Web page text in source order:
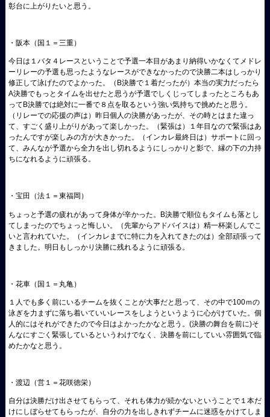
彰台に上がりたいと思う。
・阪本（国１＝三重）
今日は１バタ４レースということで予選一本目があまり納得いかなくてメドレ
ーリレーの予選も思ったようなレースができなかったので決勝二本はしっかり
修正して泳げたのでよかった。（B決勝で１着だったが）本当の実力だったら
A決勝でもっとタイムを出せたと思うが予選でしくじってしまったところもあ
ってB決勝では絶対に一番で８点を取るという強い気持ちで挑めたと思う。
（リレーでの応援の声は）昨日個人の決勝があったが、その時とはまた違っ
て、すごく盛り上がりがあって楽しかった。（緊張は）１年目なので緊張はあ
ったんですが楽しみの方が大きかった。（インカレ最終日は）サポートに回っ
て、みんなが予選から全力を出し切れるようにしっかりと影で、縁の下の力持
ちになれるように頑張る。
・宝田（法１＝東福岡）
ちょっと予選の疲れがあって身体が辛かった。B決勝で順位もタイムも落とし
てしまったのでちょっと悔しい。（先輩からアドバイスは）精一杯楽しんでこ
いと言われていた。（インカレまでに特に力を入れてきたのは）全部頑張って
きました。明日もしっかり決勝に残れるように頑張る。
・花車（国１＝丸亀）
１人でも多く前にいるチームを抜くことが大事だと思って、その中で100ｍの
泳ぎを力まずに落ち着いていいレースをしようというように心がけていた。個
人的にはそれができたので今日はよかったかなと思う。(決勝の舞台を前に)そ
んなにすごく緊張しているというわけでなく、決勝を前にしていい雰囲気で臨
めたかなと思う。
・渡辺（営１＝花咲徳栄）
自分は決勝だけ出させてもらって、それも体力が続かないということで１本だ
けにしぼらせてもらったが、自分の力を出しきれずチームに迷惑をかけてしま